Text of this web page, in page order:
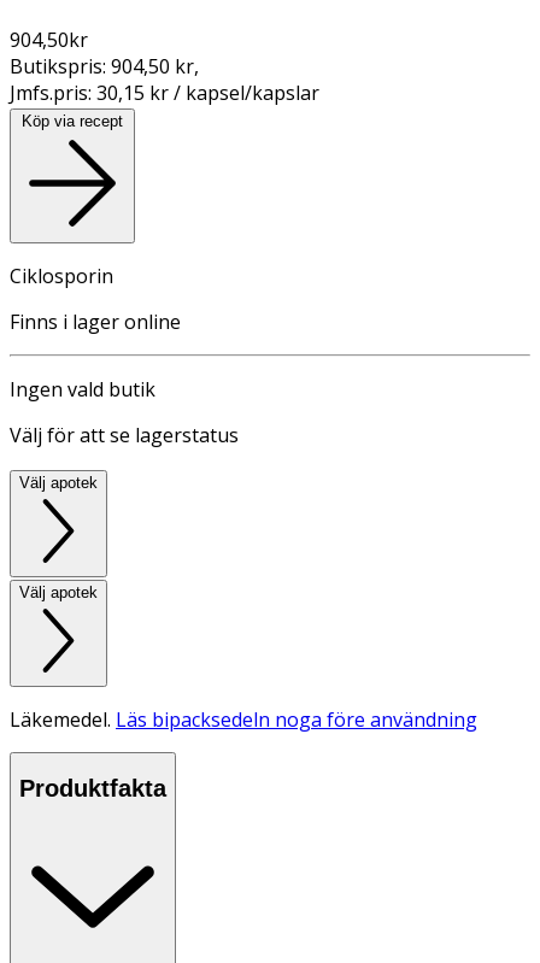
904,50kr
Butikspris: 904,50 kr,
Jmfs.pris: 30,15 kr / kapsel/kapslar
Köp via recept
Ciklosporin
Finns i lager online
Ingen vald butik
Välj för att se lagerstatus
Välj apotek
Välj apotek
Läkemedel. Läs bipacksedeln noga före användning
Produktfakta